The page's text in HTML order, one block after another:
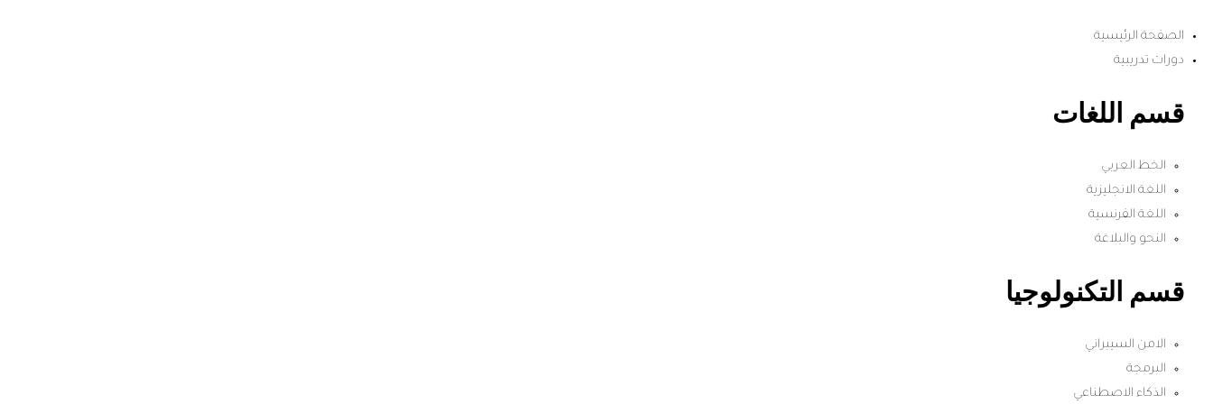
الصفحة الرئيسية
دورات تدريبية
قسم اللغات
الخط العربي
اللغة الانجليزية
اللغة الفرنسية
النحو والبلاغة
قسم التكنولوجيا
الامن السيبراني
البرمجة
الذكاء الاصطناعي